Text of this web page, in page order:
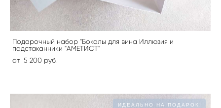
Подарочный набор "Бокалы для вина Иллюзия и
подстаканники "АМЕТИСТ"
от 5 200 pуб.
ИДЕАЛЬНО НА ПОДАРОК!